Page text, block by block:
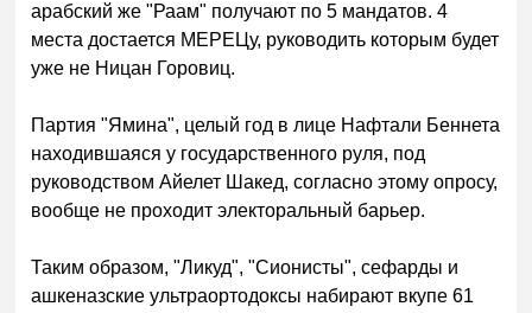
арабский же "Раам" получают по 5 мандатов. 4
места достается МЕРЕЦу, руководить которым будет
уже не Ницан Горовиц.
Партия "Ямина", целый год в лице Нафтали Беннета
находившаяся у государственного руля, под
руководством Айелет Шакед, согласно этому опросу,
вообще не проходит электоральный барьер.
Таким образом, "Ликуд", "Сионисты", сефарды и
ашкеназские ультраортодоксы набирают вкупе 61